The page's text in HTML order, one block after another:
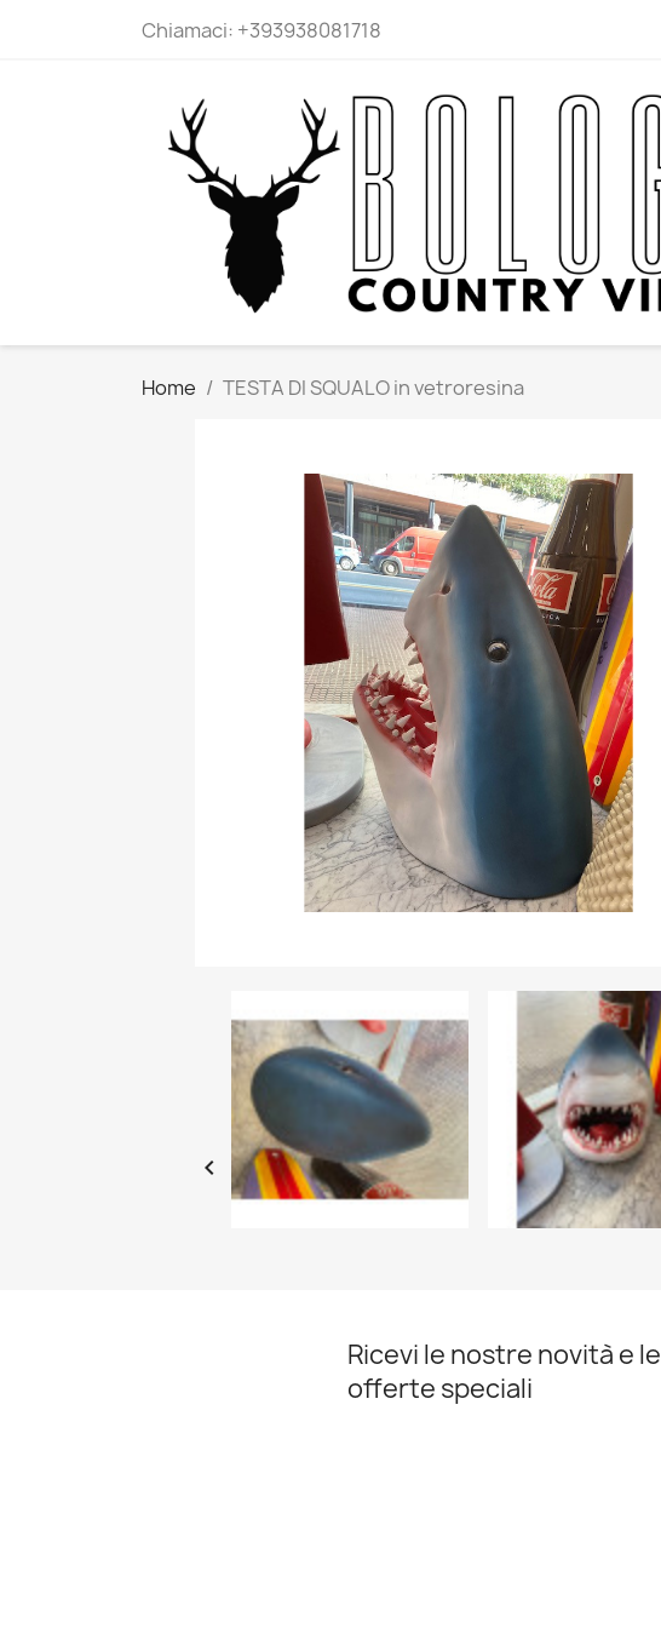
Chiamaci: +393938081718
Home TESTA DI SQUALO in vetroresina

Ricevi le nostre novità e le
offerte speciali